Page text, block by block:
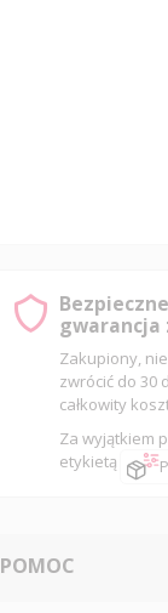
gwarancja
Zakupiony,
zwrócić do 30
całkowity
Za wyjątkiem
etykietą
POMOC